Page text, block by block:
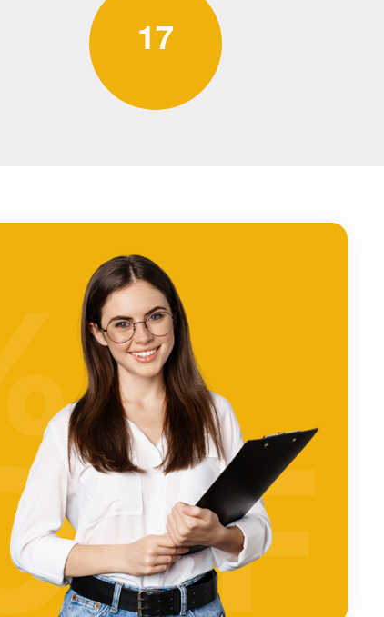
17
%
OFF